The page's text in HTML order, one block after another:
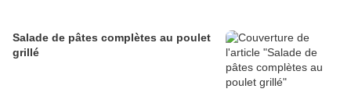
Salade de pâtes complètes au poulet
grillé